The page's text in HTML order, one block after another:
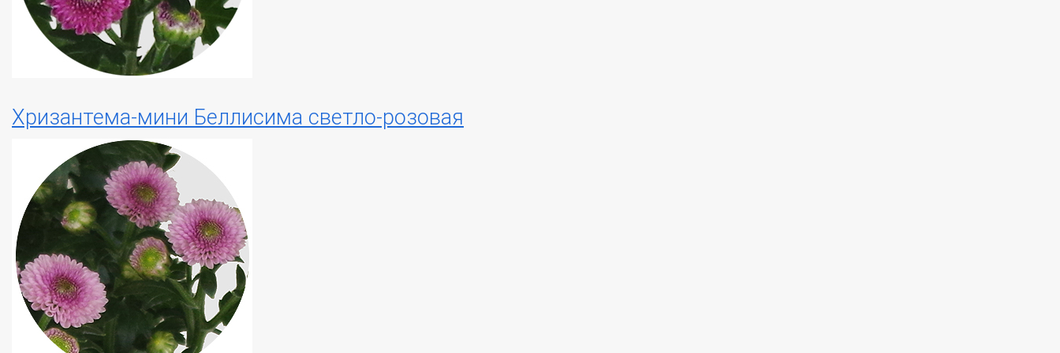
Хризантема-мини Беллисима светло-розовая